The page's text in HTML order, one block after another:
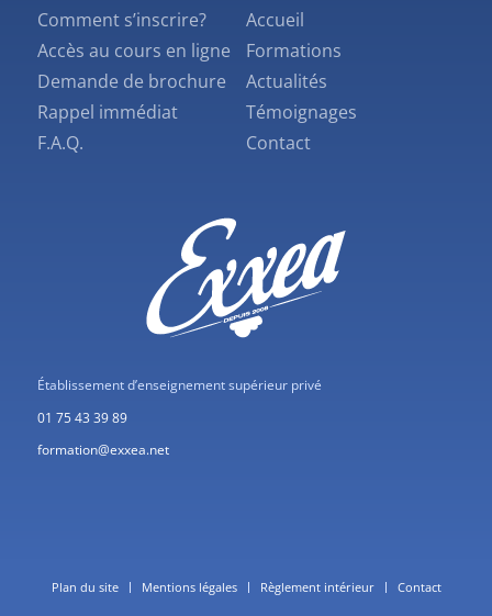
Établissement d’enseignement supérieur privé
01 75 43 39 89
formation@exxea.net
Comment s’inscrire?
Accès au cours en ligne
Demande de brochure
Rappel immédiat
F.A.Q.
Accueil
Formations
Actualités
Témoignages
Contact
Plan du site Mentions légales Règlement intérieur Contact